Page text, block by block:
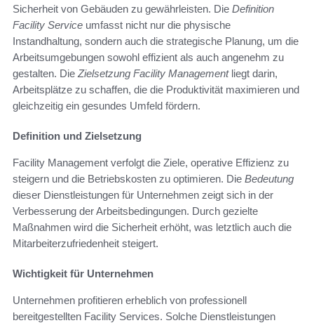
Sicherheit von Gebäuden zu gewährleisten. Die Definition
Facility Service umfasst nicht nur die physische
Instandhaltung, sondern auch die strategische Planung, um die
Arbeitsumgebungen sowohl effizient als auch angenehm zu
gestalten. Die Zielsetzung Facility Managementliegt darin,
Arbeitsplätze zu schaffen, die die Produktivität maximieren und
gleichzeitig ein gesundes Umfeld fördern.
Definition und Zielsetzung
Facility Management verfolgt die Ziele, operative Effizienz zu
steigern und die Betriebskosten zu optimieren. Die Bedeutung
dieser Dienstleistungen für Unternehmen zeigt sich in der
Verbesserung der Arbeitsbedingungen. Durch gezielte
Maßnahmen wird die Sicherheit erhöht, was letztlich auch die
Mitarbeiterzufriedenheit steigert.
Wichtigkeit für Unternehmen
Unternehmen profitieren erheblich von professionell
bereitgestellten Facility Services. Solche Dienstleistungen